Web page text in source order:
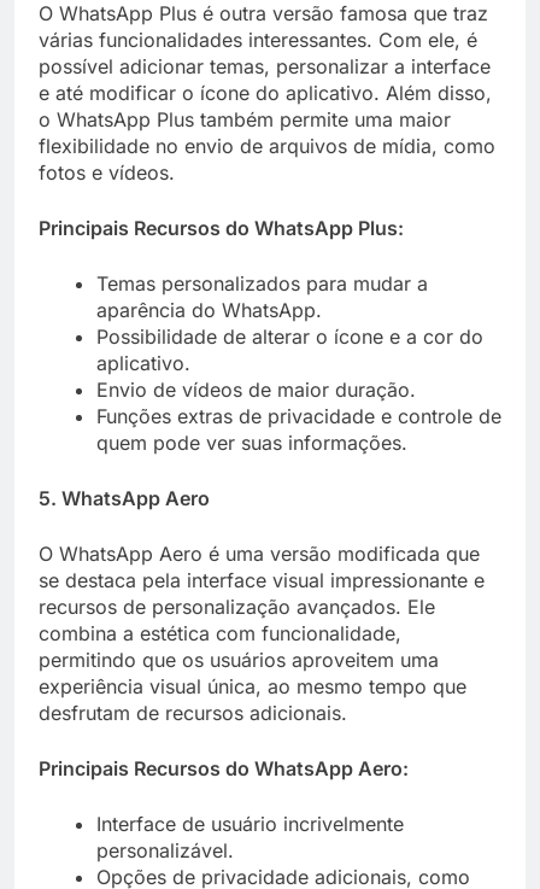
O WhatsApp Plus é outra versão famosa que traz
várias funcionalidades interessantes. Com ele, é
possível adicionar temas, personalizar a interface
e até modificar o ícone do aplicativo. Além disso,
o WhatsApp Plus também permite uma maior
flexibilidade no envio de arquivos de mídia, como
fotos e vídeos.
Principais Recursos do WhatsApp Plus:
Temas personalizados para mudar a
aparência do WhatsApp.
Possibilidade de alterar o ícone e a cor do
aplicativo.
Envio de vídeos de maior duração.
Funções extras de privacidade e controle de
quem pode ver suas informações.
5. WhatsApp Aero
O WhatsApp Aero é uma versão modificada que
se destaca pela interface visual impressionante e
recursos de personalização avançados. Ele
combina a estética com funcionalidade,
permitindo que os usuários aproveitem uma
experiência visual única, ao mesmo tempo que
desfrutam de recursos adicionais.
Principais Recursos do WhatsApp Aero:
Interface de usuário incrivelmente
personalizável.
Opções de privacidade adicionais, como